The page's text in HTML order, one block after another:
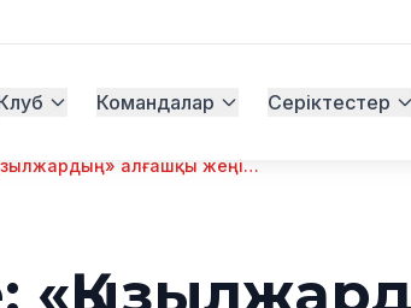
Командалар Серіктестер
QJ League: «Қызылжардың» алғашқы жеңісі! 🦅